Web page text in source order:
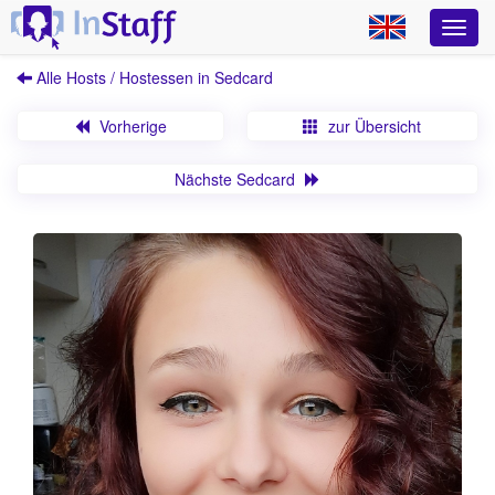
Alle Hosts / Hostessen in Sedcard
Vorherige zur Übersicht
Nächste Sedcard